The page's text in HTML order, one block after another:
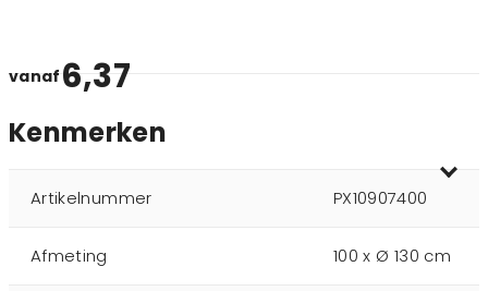
vanaf 6,37
Kenmerken
Artikelnummer PX10907400
Afmeting 100 x Ø 130 cm